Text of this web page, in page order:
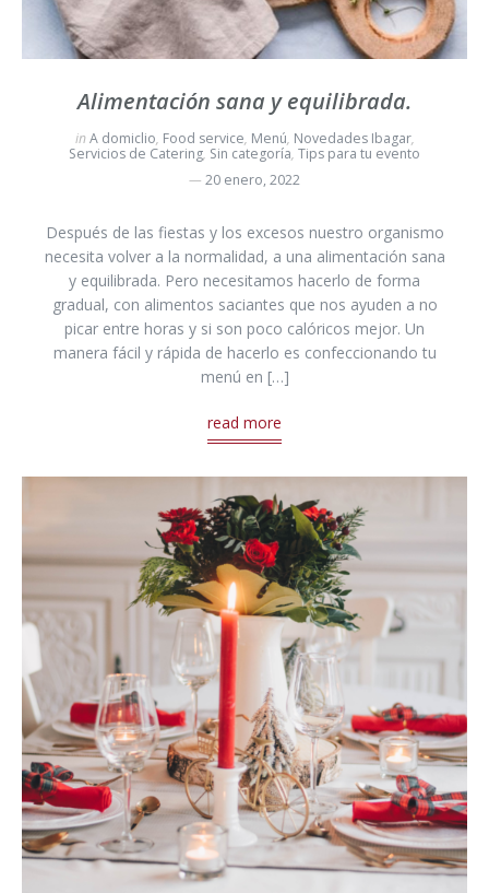
Alimentación sana y equilibrada.
inA domiclio, Food service, Menú, Novedades Ibagar,
Servicios de Catering, Sin categoría, Tips para tu evento
20 enero, 2022
Después de las fiestas y los excesos nuestro organismo
necesita volver a la normalidad, a una alimentación sana
y equilibrada. Pero necesitamos hacerlo de forma
gradual, con alimentos saciantes que nos ayuden a no
picar entre horas y si son poco calóricos mejor. Un
manera fácil y rápida de hacerlo es confeccionando tu
menú en […]
read more